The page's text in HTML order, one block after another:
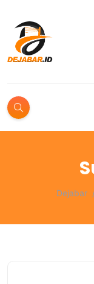
Dejabar